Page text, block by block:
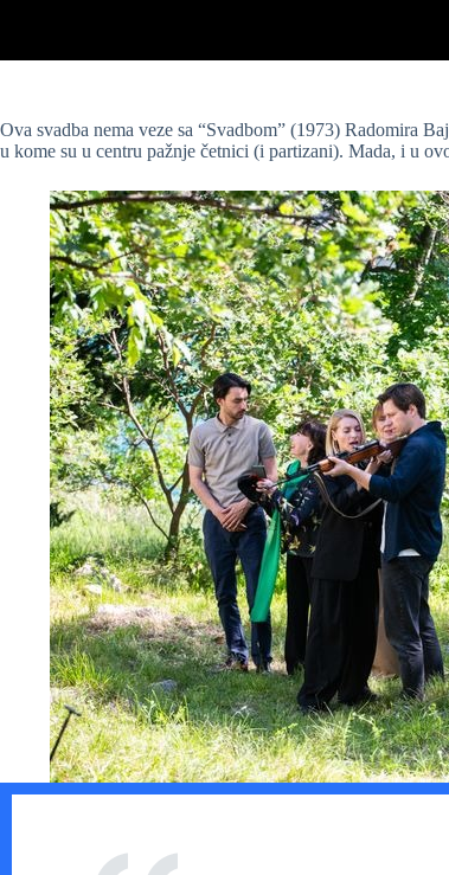
Ova svadba nema veze sa “Svadbom” (1973) Radomira
u kome su u centru pažnje četnici (i partizani). Mada, i u